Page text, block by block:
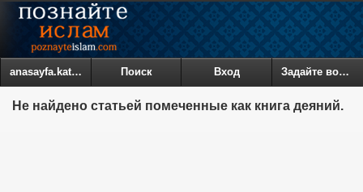
anasayfa.kategoriler Поиск Вход Задайте вопрос
Не найдено статьей помеченные как книга деяний.